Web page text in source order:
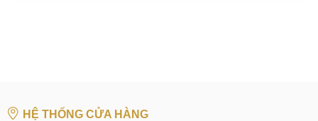
HỆ THỐNG CỬA HÀNG